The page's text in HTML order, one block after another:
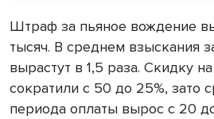
Штраф за пьяное вождение
тысяч. В среднем взыскания
вырастут в 1,5 раза. Скидку
сократили с 50 до 25%, зато
периода оплаты вырос с 20